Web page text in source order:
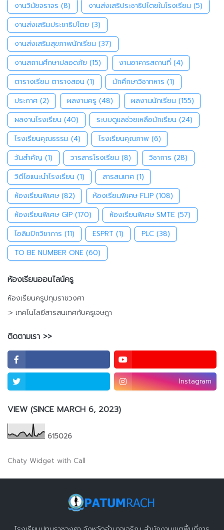
งานวินัยจราจร (8) งานส่งเสริประชาธิปไตยในโรงเรียน (5)
งานส่งเสริมประชาธิปไตย (3)
งานส่งเสริมสุขภาพนักเรียน (37)
งานสถานศึกษาปลอดภัย (15) งานอาคารสถานที่ (4)
ตารางเรียน ตารางสอน (1) นักศึกษาวิชาทหาร (1)
ประกาศ (2) ผลงานครู (48) ผลงานนักเรียน (155)
ผลงานโรงเรียน (40) ระบบดูแลช่วยเหลือนักเรียน (24)
โรงเรียนคุณธรรม (4) โรงเรียนคุณภาพ (6)
วันสำคัญ (1) วารสารโรงเรียน (8) วิชาการ (28)
วิดีโอแนะนำโรงเรียน (1) สารสนเทศ (1)
ห้องเรียนพิเศษ (82) ห้องเรียนพิเศษ FLIP (108)
ห้องเรียนพิเศษ GIP (170) ห้องเรียนพิเศษ SMTE (57)
โอลิมปิกวิชาการ (11) ESPRT (1) PLC (38)
TO BE NUMBER ONE (60)
ห้องเรียนออนไลน์ครู
ห้องเรียนครูปทุมราชวงศา
:> เทคโนโลยีสารสนเทศกับครูเจษฎา
ติดตามเรา >>
Instagram
VIEW (SINCE MARCH 6, 2023)
615026
Chaty Widget with Call